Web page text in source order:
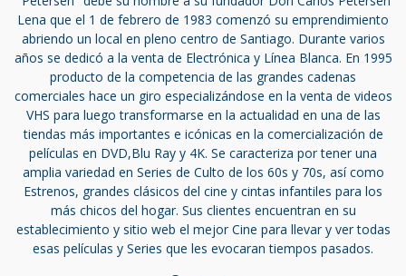
Lena que el 1 de febrero de 1983 comenzó su emprendimiento
abriendo un local en pleno centro de Santiago. Durante varios
años se dedicó a la venta de Electrónica y Línea Blanca. En 1995
producto de la competencia de las grandes cadenas
comerciales hace un giro especializándose en la venta de videos
VHS para luego transformarse en la actualidad en una de las
tiendas más importantes e icónicas en la comercialización de
películas en DVD,Blu Ray y 4K. Se caracteriza por tener una
amplia variedad en Series de Culto de los 60s y 70s, así como
Estrenos, grandes clásicos del cine y cintas infantiles para los
más chicos del hogar. Sus clientes encuentran en su
establecimiento y sitio web el mejor Cine para llevar y ver todas
esas películas y Series que les evocaran tiempos pasados.